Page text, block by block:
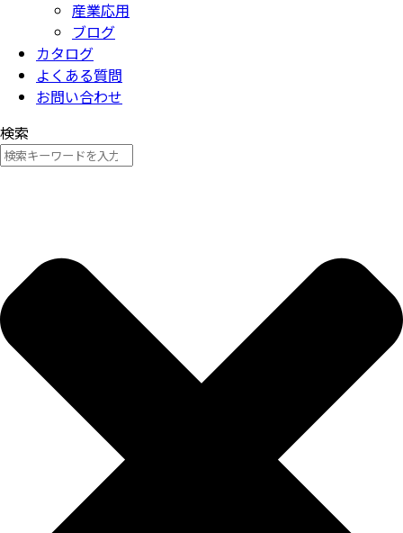
産業応用
ブログ
カタログ
よくある質問
お問い合わせ
検索